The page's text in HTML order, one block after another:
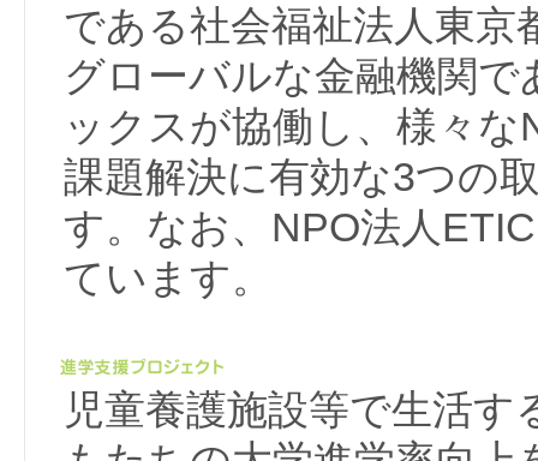
である社会福祉法人東京
グローバルな金融機関
ックスが協働し、様々
課題解決に有効な3つの
す。なお、NPO法人
ています。
児童養護施設等で生活す